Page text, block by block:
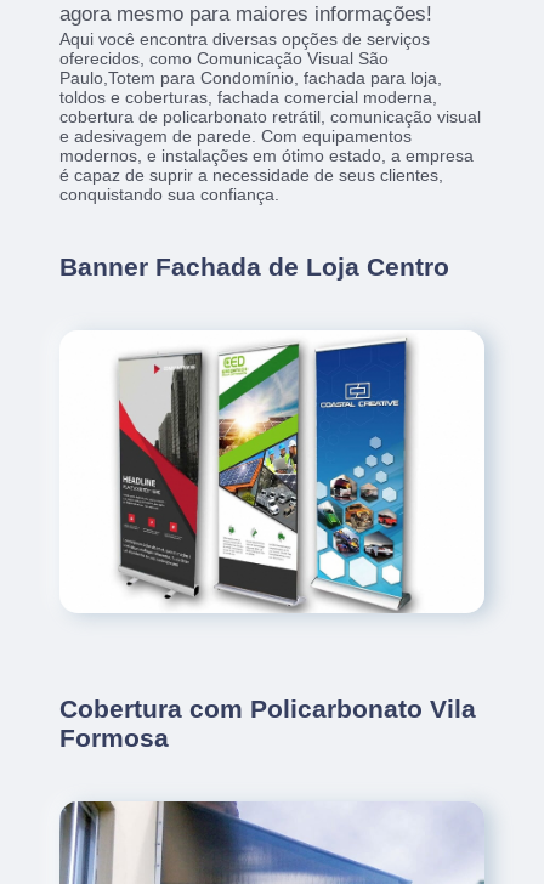
agora mesmo para maiores informações!
Aqui você encontra diversas opções de serviços
oferecidos, como Comunicação Visual São
Paulo,Totem para Condomínio, fachada para loja,
toldos e coberturas, fachada comercial moderna,
cobertura de policarbonato retrátil, comunicação visual
e adesivagem de parede. Com equipamentos
modernos, e instalações em ótimo estado, a empresa
é capaz de suprir a necessidade de seus clientes,
conquistando sua confiança.
Banner Fachada de Loja Centro
Cobertura com Policarbonato Vila
Formosa